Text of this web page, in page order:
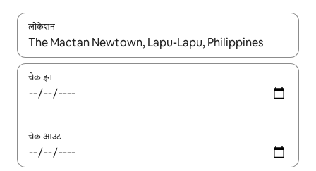
लोकेशन
नतीजों के उपलब्ध होने पर, अप और डाउन 'ऐरो की' का इस्तेमाल करके नेविगेट
चेक इन
चेक आउट